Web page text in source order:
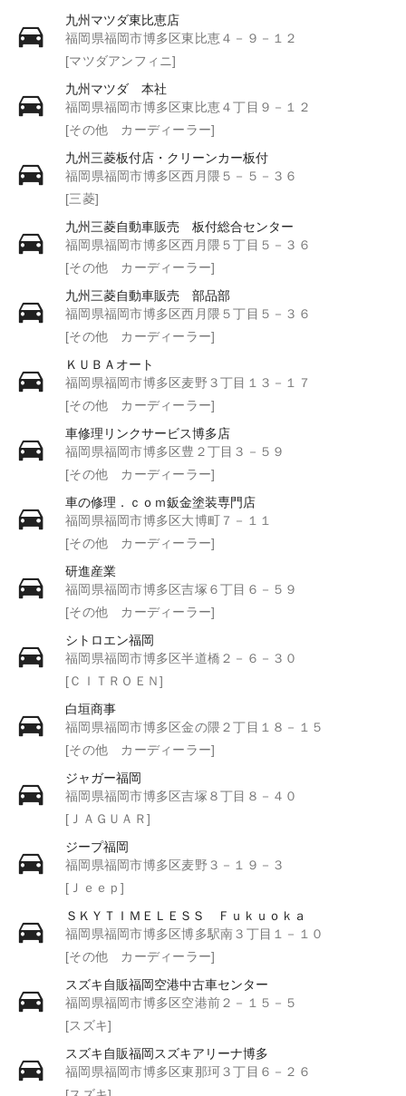
九州マツダ東比恵店
福岡県福岡市博多区東比恵４－９－１２
[マツダアンフィニ]
九州マツダ 本社
福岡県福岡市博多区東比恵４丁目９－１２
[その他 カーディーラー]
九州三菱板付店・クリーンカー板付
福岡県福岡市博多区西月隈５－５－３６
[三菱]
九州三菱自動車販売 板付総合センター
福岡県福岡市博多区西月隈５丁目５－３６
[その他 カーディーラー]
九州三菱自動車販売 部品部
福岡県福岡市博多区西月隈５丁目５－３６
[その他 カーディーラー]
ＫＵＢＡオート
福岡県福岡市博多区麦野３丁目１３－１７
[その他 カーディーラー]
車修理リンクサービス博多店
福岡県福岡市博多区豊２丁目３－５９
[その他 カーディーラー]
車の修理．ｃｏｍ鈑金塗装専門店
福岡県福岡市博多区大博町７－１１
[その他 カーディーラー]
研進産業
福岡県福岡市博多区吉塚６丁目６－５９
[その他 カーディーラー]
シトロエン福岡
福岡県福岡市博多区半道橋２－６－３０
[ＣＩＴＲＯＥＮ]
白垣商事
福岡県福岡市博多区金の隈２丁目１８－１５
[その他 カーディーラー]
ジャガー福岡
福岡県福岡市博多区吉塚８丁目８－４０
[ＪＡＧＵＡＲ]
ジープ福岡
福岡県福岡市博多区麦野３－１９－３
[Ｊｅｅｐ]
ＳＫＹＴＩＭＥＬＥＳＳ Ｆｕｋｕｏｋａ
福岡県福岡市博多区博多駅南３丁目１－１０
[その他 カーディーラー]
スズキ自販福岡空港中古車センター
福岡県福岡市博多区空港前２－１５－５
[スズキ]
スズキ自販福岡スズキアリーナ博多
福岡県福岡市博多区東那珂３丁目６－２６